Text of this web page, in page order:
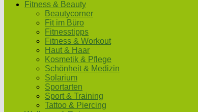
Fitness & Beauty
Beautycorner
Fit im Büro
Fitnesstipps
Fitness & Workout
Haut & Haar
Kosmetik & Pflege
Schönheit & Medizin
Solarium
Sportarten
Sport & Training
Tattoo & Piercing